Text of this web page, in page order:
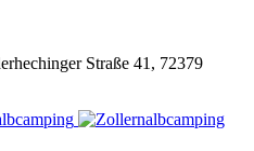
Straße 41, 72379